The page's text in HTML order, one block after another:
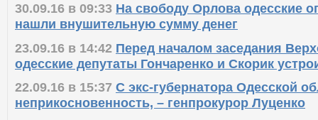
30.09.16 в 09:33 На свободу Орлова одесские
нашли внушительную сумму денег
23.09.16 в 14:42 Перед началом заседания
одесские депутаты Гончаренко и Скорик
22.09.16 в 15:37 С экс-губернатора Одесской
неприкосновенность, – генпрокурор Луценко